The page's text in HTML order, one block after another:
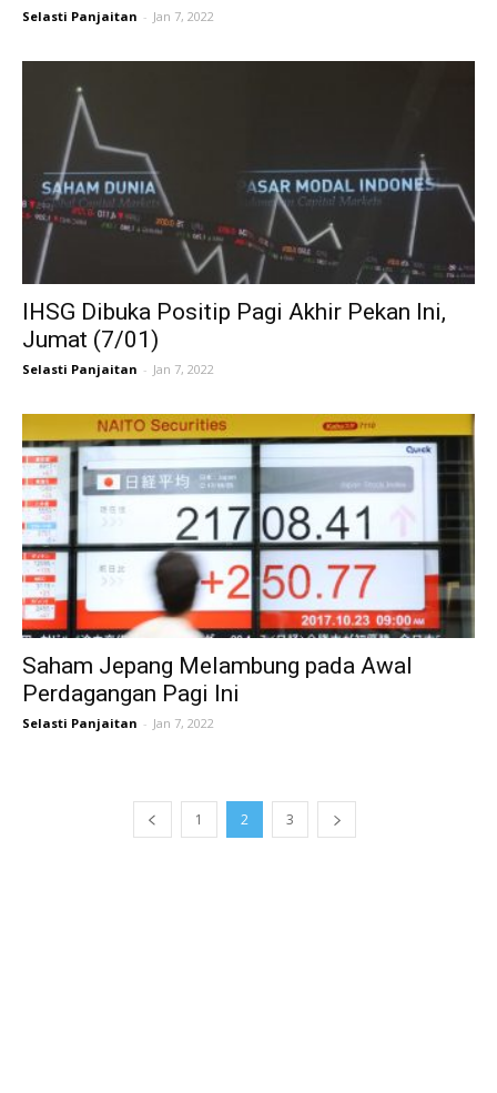
Selasti Panjaitan - Jan 7, 2022
IHSG Dibuka Positip Pagi Akhir Pekan Ini,
Jumat (7/01)
Selasti Panjaitan - Jan 7, 2022
Saham Jepang Melambung pada Awal
Perdagangan Pagi Ini
Selasti Panjaitan - Jan 7, 2022
1 2 3